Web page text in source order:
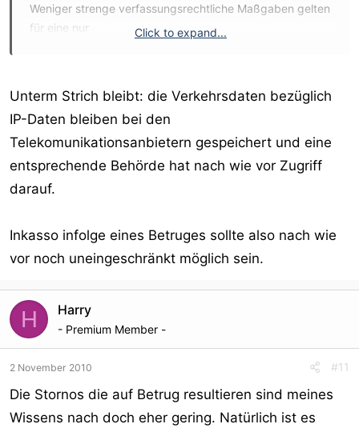
Weniger strenge verfassungsrechtliche Maßgaben gelten
für eine nur
Diensteanbietern
hinsichtlich der Anschlussinhaber bestimmter, bereits
bekannter IP
Adressen. Von Bedeutung ist hierfür zum einen, dass
dabei die Behörden
Die Behörden rufen im Rahmen solcher
Auskunftsansprüche nicht die
lediglich personenbezogene Auskünfte über den Inhaber
eines bestimmten
Rückgriff auf diese
Daten ermittelt wurde. Systematische Ausforschungen
über einen längeren
Click to expand...
Unterm Strich bleibt: die Verkehrsdaten bezüglich
IP-Daten bleiben bei den
Telekomunikationsanbietern gespeichert und eine
entsprechende Behörde hat nach wie vor Zugriff
darauf.
Inkasso infolge eines Betruges sollte also nach wie
vor noch uneingeschränkt möglich sein.
H Harry
- Premium Member -
2 November 2010 #11
Die Stornos die auf Betrug resultieren sind meines
Wissens nach doch eher gering. Natürlich ist es